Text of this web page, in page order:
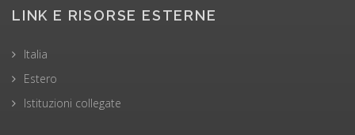
LINK E RISORSE ESTERNE
Italia
Estero
Istituzioni collegate